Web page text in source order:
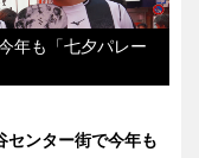
年も「七夕パレー
センター街で今年も